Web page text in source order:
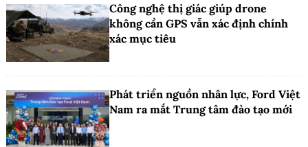
Công nghệ thị giác giúp drone
không cần GPS vẫn xác định chính
xác mục tiêu
Phát triển nguồn nhân lực, Ford Việt
Nam ra mắt Trung tâm đào tạo mới